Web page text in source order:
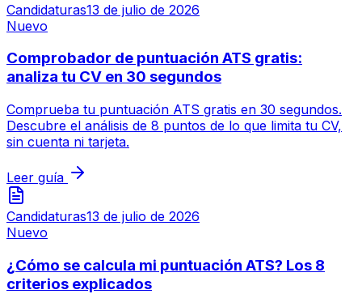
Candidaturas13 de julio de 2026
Nuevo
Comprobador de puntuación ATS gratis:
analiza tu CV en 30 segundos
Comprueba tu puntuación ATS gratis en 30 segundos.
Descubre el análisis de 8 puntos de lo que limita tu CV,
sin cuenta ni tarjeta.
Leer guía
Candidaturas13 de julio de 2026
Nuevo
¿Cómo se calcula mi puntuación ATS? Los 8
criterios explicados